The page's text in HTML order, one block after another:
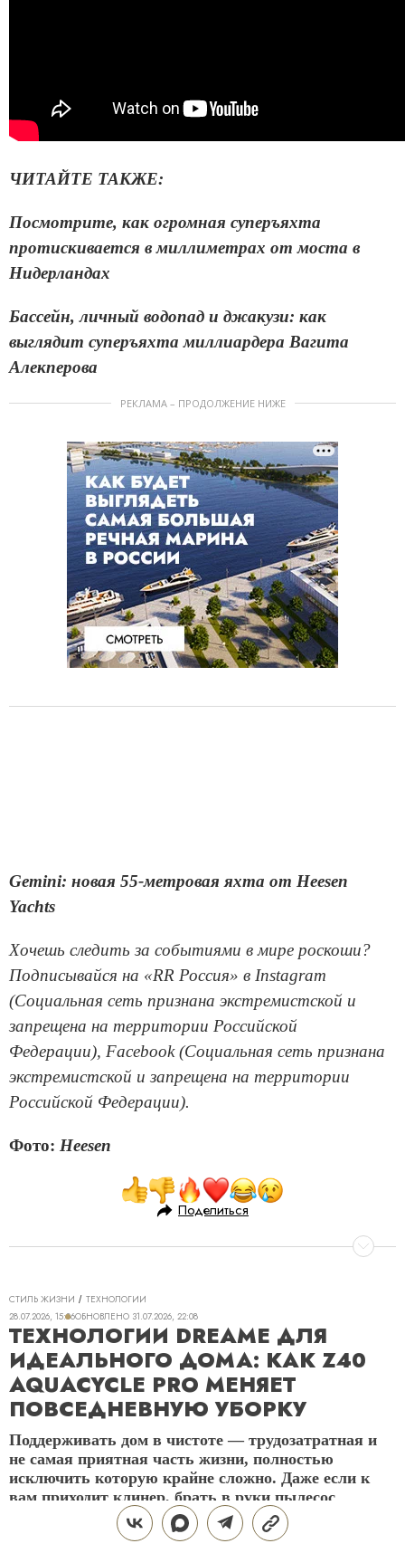
ЧИТАЙТЕ ТАКЖЕ:
Посмотрите, как огромная суперъяхта
протискивается в миллиметрах от моста в
Нидерландах
Бассейн, личный водопад и джакузи: как
выглядит суперъяхта миллиардера Вагита
Алекперова
РЕКЛАМА – ПРОДОЛЖЕНИЕ НИЖЕ
Gemini: новая 55-метровая яхта от Heesen
Yachts
Хочешь следить за событиями в мире роскоши?
Подписывайся на «RR Россия» в Instagram
(Социальная сеть признана экстремистской и
запрещена на территории Российской
Федерации), Facebook (Социальная сеть признана
экстремистской и запрещена на территории
Российской Федерации).
Фото: Heesen
Поделиться
СТИЛЬ ЖИЗНИ
ТЕХНОЛОГИИ
28.07.2026, 15:06ОБНОВЛЕНО 31.07.2026, 22:08
ТЕХНОЛОГИИ DREAME ДЛЯ
ИДЕАЛЬНОГО ДОМА: КАК Z40
AQUACYCLE PRO МЕНЯЕТ
ПОВСЕДНЕВНУЮ УБОРКУ
Поддерживать дом в чистоте — трудозатратная и
не самая приятная часть жизни, полностью
исключить которую крайне сложно. Даже если к
вам приходит клинер, брать в руки пылесос
периодически все равно приходится. Пролитый
кофе или чай, крошки от еды, пыль и другие